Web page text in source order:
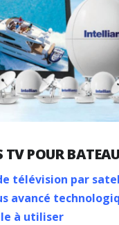
POUR BATEAU
télévision par
avancé
à utiliser